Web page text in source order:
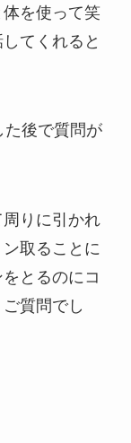
を使って笑
てくれると
た後で質問が
周りに引かれ
取ることに
とるのにコ
質問でし